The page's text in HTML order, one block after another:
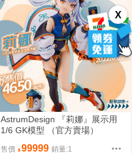
X
AstrumDesign 『莉娜』展示用
1/6 GK模型 （官方賣場）
售價 99999 銷量:1